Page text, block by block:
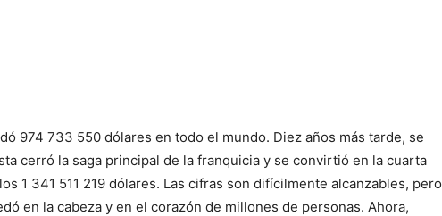
974 733 550 dólares en todo el mundo. Diez años más tarde, se
cerró la saga principal de la franquicia y se convirtió en la cuarta
1 341 511 219 dólares. Las cifras son difícilmente alcanzables, pero
en la cabeza y en el corazón de millones de personas. Ahora,